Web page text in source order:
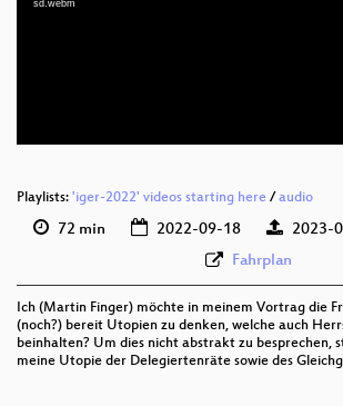
sd.webm
Playlists: 'iger-2022' videos starting here / audio
72 min 2022-09-18 2023-
Fahrplan
Ich (Martin Finger) möchte in meinem Vortrag die
(noch?) bereit Utopien zu denken, welche auch
beinhalten? Um dies nicht abstrakt zu besprechen,
meine Utopie der Delegiertenräte sowie des